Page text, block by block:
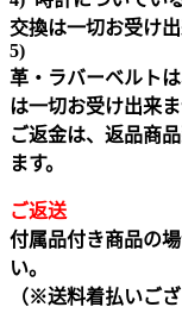
交換は一切お受け
5)
革・ラバーベルト
は一切お受け出来
ご返金は、返品商
ます。
ご返送
付属品付き商品の
い。
（※送料着払いご